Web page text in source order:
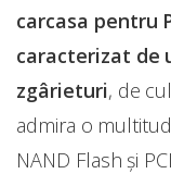
carcasa pentru
caracterizat de
zgârieturi, de
admira o
NAND Flash și